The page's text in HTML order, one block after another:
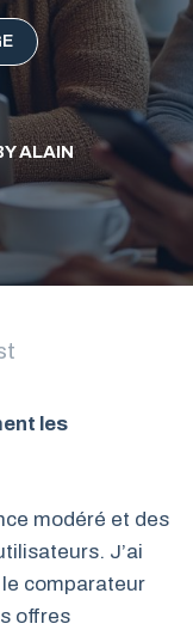
ALAIN
les
modéré et des
J’ai
comparateur
offres